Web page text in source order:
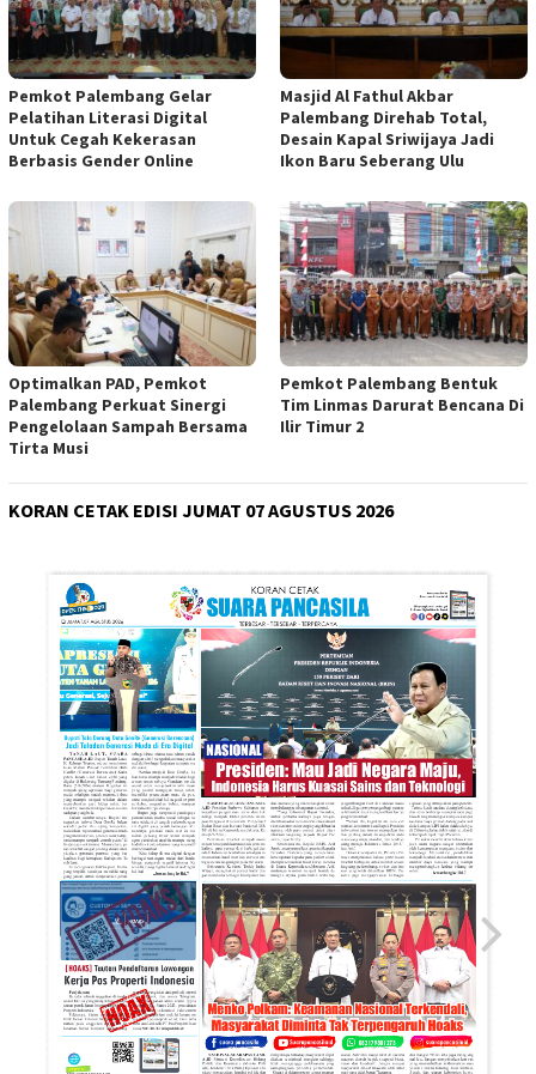
Pemkot Palembang Gelar
Pelatihan Literasi Digital
Untuk Cegah Kekerasan
Berbasis Gender Online
Masjid Al Fathul Akbar
Palembang Direhab Total,
Desain Kapal Sriwijaya Jadi
Ikon Baru Seberang Ulu
Optimalkan PAD, Pemkot
Palembang Perkuat Sinergi
Pengelolaan Sampah Bersama
Tirta Musi
Pemkot Palembang Bentuk
Tim Linmas Darurat Bencana Di
Ilir Timur 2
KORAN CETAK EDISI JUMAT 07 AGUSTUS 2026